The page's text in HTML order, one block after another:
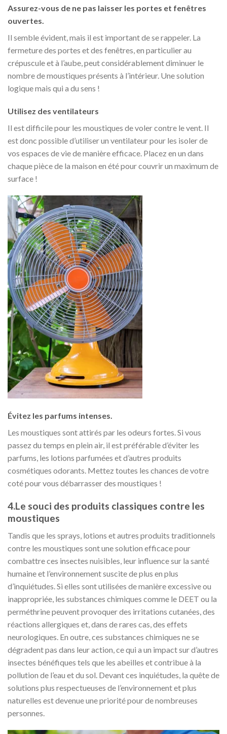
Assurez-vous de ne pas laisser les portes et fenêtres
ouvertes.
Il semble évident, mais il est important de se rappeler. La
fermeture des portes et des fenêtres, en particulier au
crépuscule et à l’aube, peut considérablement diminuer le
nombre de moustiques présents à l’intérieur. Une solution
logique mais qui a du sens !
Utilisez des ventilateurs
Il est difficile pour les moustiques de voler contre le vent. Il
est donc possible d’utiliser un ventilateur pour les isoler de
vos espaces de vie de manière efficace. Placez en un dans
chaque pièce de la maison en été pour couvrir un maximum de
surface !
Évitez les parfums intenses.
Les moustiques sont attirés par les odeurs fortes. Si vous
passez du temps en plein air, il est préférable d’éviter les
parfums, les lotions parfumées et d’autres produits
cosmétiques odorants. Mettez toutes les chances de votre
coté pour vous débarrasser des moustiques !
4.Le souci des produits classiques contre les
moustiques
Tandis que les sprays, lotions et autres produits traditionnels
contre les moustiques sont une solution efficace pour
combattre ces insectes nuisibles, leur influence sur la santé
humaine et l’environnement suscite de plus en plus
d’inquiétudes. Si elles sont utilisées de manière excessive ou
inappropriée, les substances chimiques comme le DEET ou la
perméthrine peuvent provoquer des irritations cutanées, des
réactions allergiques et, dans de rares cas, des effets
neurologiques. En outre, ces substances chimiques ne se
dégradent pas dans leur action, ce qui a un impact sur d’autres
insectes bénéfiques tels que les abeilles et contribue à la
pollution de l’eau et du sol. Devant ces inquiétudes, la quête de
solutions plus respectueuses de l’environnement et plus
naturelles est devenue une priorité pour de nombreuses
personnes.